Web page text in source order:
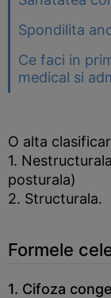
Spondilita
Ce faci in
medical si
O alta
1.
posturala)
2. Structurala.
Formele
1. Cifoza